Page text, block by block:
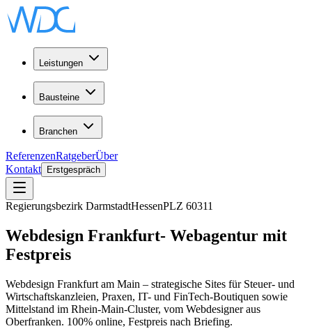
Leistungen
Bausteine
Branchen
ReferenzenRatgeberÜber
Kontakt
Erstgespräch
Regierungsbezirk DarmstadtHessenPLZ 60311
Webdesign Frankfurt- Webagentur mit
Festpreis
Webdesign Frankfurt am Main – strategische Sites für Steuer- und
Wirtschaftskanzleien, Praxen, IT- und FinTech-Boutiquen sowie
Mittelstand im Rhein-Main-Cluster, vom Webdesigner aus
Oberfranken. 100% online, Festpreis nach Briefing.